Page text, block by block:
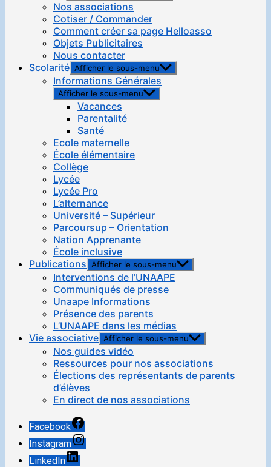
Nos associations
Cotiser / Commander
Comment créer sa page Helloasso
Objets Publicitaires
Nous contacter
Scolarité Afficher le sous-menu
Informations Générales
Afficher le sous-menu
Vacances
Parentalité
Santé
Ecole maternelle
École élémentaire
Collège
Lycée
Lycée Pro
L’alternance
Université – Supérieur
Parcoursup – Orientation
Nation Apprenante
École inclusive
Publications Afficher le sous-menu
Interventions de l’UNAAPE
Communiqués de presse
Unaape Informations
Présence des parents
L’UNAAPE dans les médias
Vie associative Afficher le sous-menu
Nos guides vidéo
Ressources pour nos associations
Élections des représentants de parents
d’élèves
En direct de nos associations
Facebook
Instagram
LinkedIn